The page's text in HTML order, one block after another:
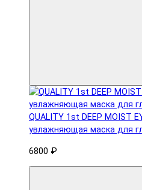
QUALITY 1st DEEP MOIST
увлажняющая маска для
6800 ₽